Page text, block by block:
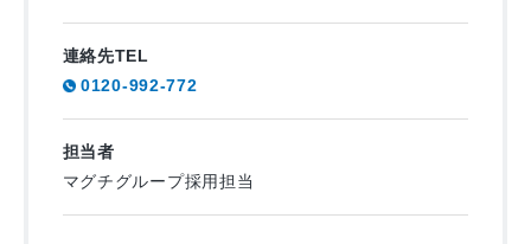
連絡先TEL
0120-992-772
担当者
マグチグループ採用担当